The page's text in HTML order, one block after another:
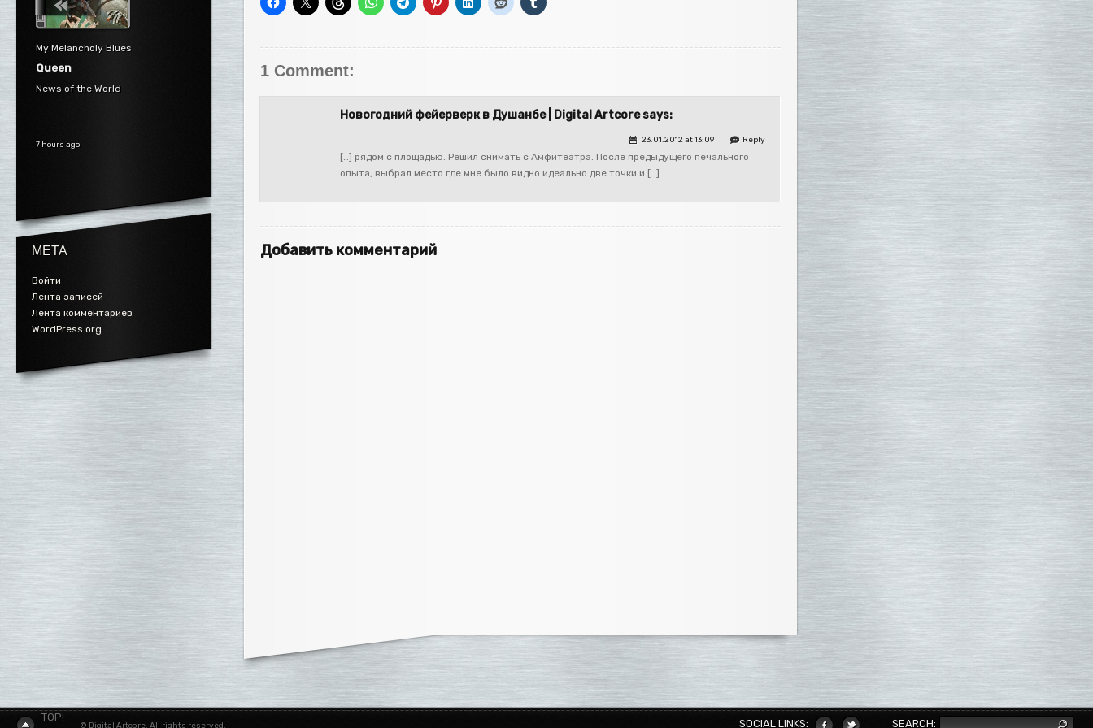
My Melancholy Blues
Queen
News of the World
7 hours ago
МЕТА
Войти
Лента записей
Лента комментариев
WordPress.org
1 Comment:
Новогодний фейерверк в Душанбе | Digital Artcore says:
23.01.2012 at 13:09 Reply
[…] рядом с площадью. Решил снимать с Амфитеатра. После предыдущего печального
опыта, выбрал место где мне было видно идеально две точки и […]
Добавить комментарий
TOP!
© Digital Artcore. All rights reserved. SEARCH:
SOCIAL LINKS: